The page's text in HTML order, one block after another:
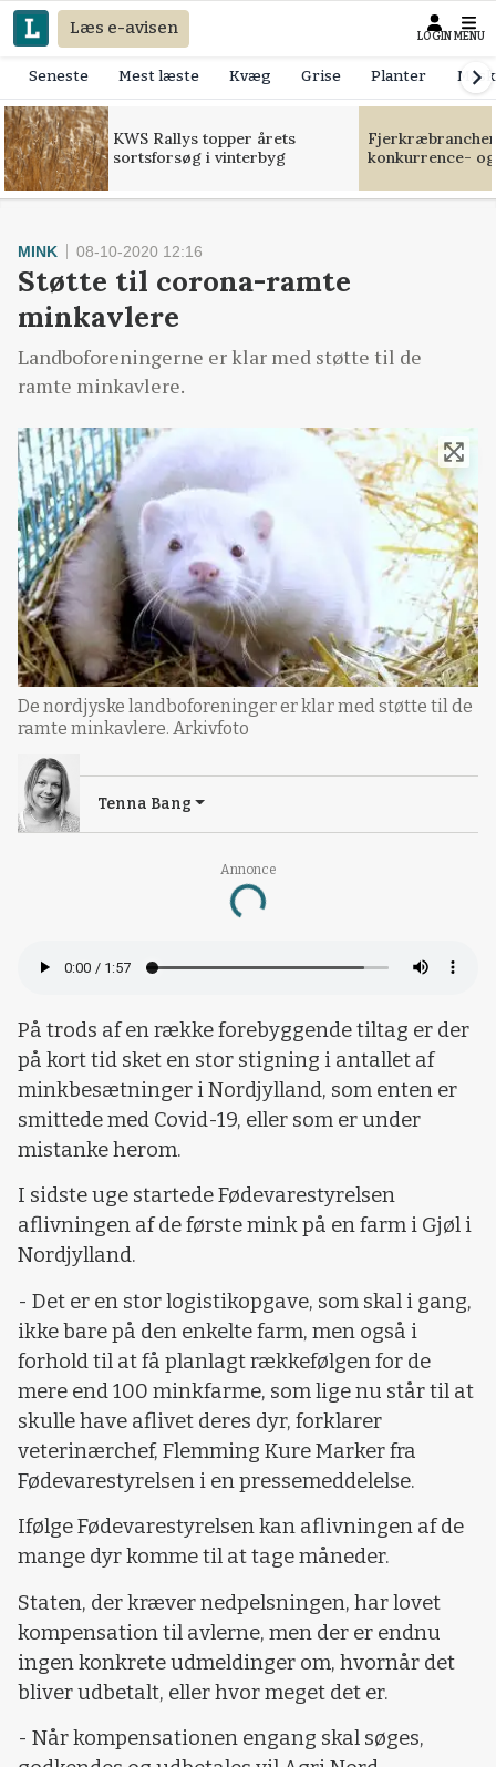
Læs e-avisen LOGIN MENU
Seneste Mest læste Kvæg Grise Planter
KWS Rallys topper årets
sortsforsøg i vinterbyg
konkurrence-
Annonce
Loading...
MINK 08-10-2020 12:16
Støtte til corona-ramte
minkavlere
Landboforeningerne er klar med støtte til de
ramte minkavlere.
De nordjyske landboforeninger er klar med støtte til de
ramte minkavlere. Arkivfoto
Tenna Bang
På trods af en række forebyggende tiltag er der
på kort tid sket en stor stigning i antallet af
minkbesætninger i Nordjylland, som enten er
smittede med Covid-19, eller som er under
mistanke herom.
I sidste uge startede Fødevarestyrelsen
aflivningen af de første mink på en farm i Gjøl i
Nordjylland.
- Det er en stor logistikopgave, som skal i gang,
ikke bare på den enkelte farm, men også i
forhold til at få planlagt rækkefølgen for de
mere end 100 minkfarme, som lige nu står til at
skulle have aflivet deres dyr, forklarer
veterinærchef, Flemming Kure Marker fra
Fødevarestyrelsen i en pressemeddelelse.
Ifølge Fødevarestyrelsen kan aflivningen af de
mange dyr komme til at tage måneder.
Staten, der kræver nedpelsningen, har lovet
kompensation til avlerne, men der er endnu
ingen konkrete udmeldinger om, hvornår det
bliver udbetalt, eller hvor meget det er.
- Når kompensationen engang skal søges,